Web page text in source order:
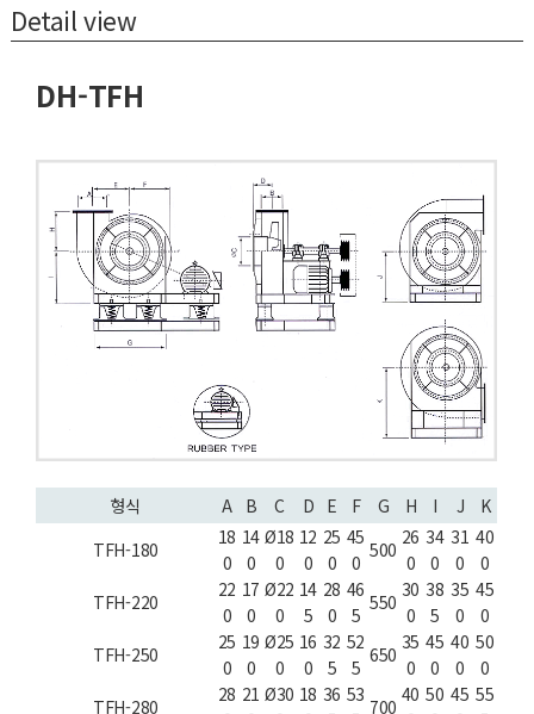
Detail view
DH-TFH
형식 A B C D E F G H I J
K
TFH-180
18
0
14
0
Ø18
0
12
0
25
0
45
0
500
26
0
34
0
31
0
40
0
TFH-220
22
0
17
0
Ø22
0
14
5
28
0
46
5
550
30
0
38
5
35
0
45
0
TFH-250
25
0
19
0
Ø25
0
16
0
32
5
52
5
650
35
0
45
0
40
0
50
0
TFH-280
28 21 Ø30 18 36 53
700
40 50 45 55